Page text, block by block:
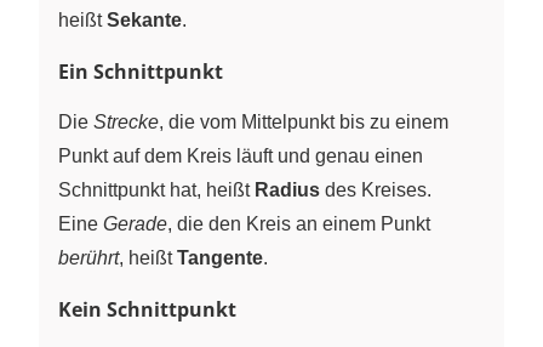
heißtSekante.
Ein Schnittpunkt
Die Strecke, die vom Mittelpunkt bis zu einem
Punkt auf dem Kreis läuft und genau einen
Schnittpunkt hat, heißt Radius des Kreises.
Eine Gerade, die den Kreis an einem Punkt
berührt, heißtTangente.
Kein Schnittpunkt